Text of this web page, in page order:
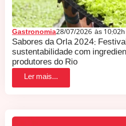
Gastronomia28/07/2026 às10:02h
Sabores da Orla 2024:
sustentabilidade com
produtores do Rio
Ler mais...